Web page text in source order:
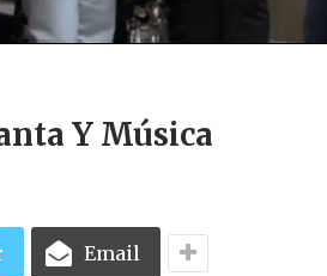
Y Música
Email